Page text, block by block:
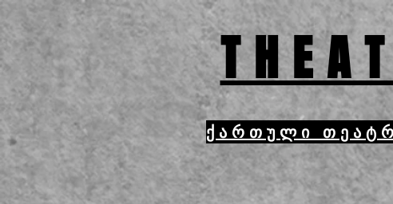
ქართული